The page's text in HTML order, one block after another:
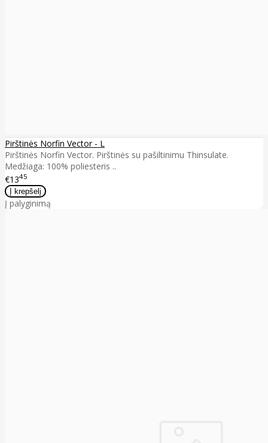
Pirštinės Norfin Vector - L
Pirštinės Norfin Vector. Pirštinės su pašiltinimu Thinsulate.
Medžiaga: 100% poliesteris ..
€1345
Į palyginimą